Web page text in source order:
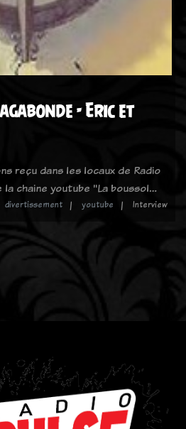
- Eric et
reçu dans les locaux de Radio
chaine youtube "La boussol…
divertissement youtube Interview